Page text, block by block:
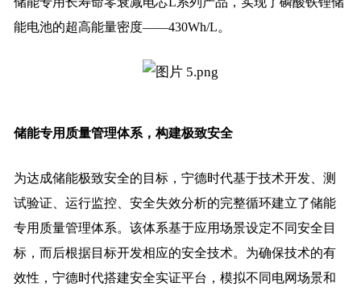
能电池的超高能量密度——430Wh/L。
储能专用质量管理体系，构建极致安全
为达成储能极致安全的目标，宁德时代基于技术开发、测
试验证、运行监控、安全失效分析的完整循环建立了储能
专用质量管理体系。该体系基于应用场景设定不同安全目
标，而后根据目标开发相应的安全技术。为确保技术的有
效性，宁德时代搭建安全实证平台，模拟不同电网场景和